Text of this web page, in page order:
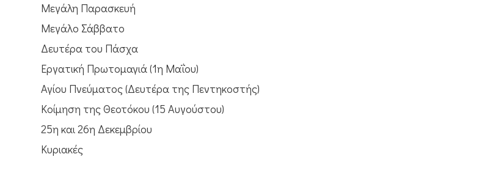
Μεγάλη Παρασκευή
Μεγάλο Σάββατο
Δευτέρα του Πάσχα
Εργατική Πρωτομαγιά (1η Μαΐου)
Αγίου Πνεύματος (Δευτέρα της Πεντηκοστής)
Κοίμηση της Θεοτόκου (15 Αυγούστου)
25η και 26η Δεκεμβρίου
Κυριακές